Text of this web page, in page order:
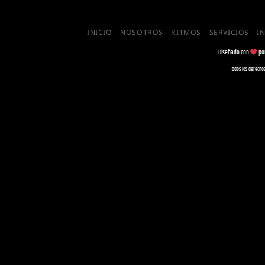
INICIO NOSOTROS RITMOS SERVICIOS
Diseñado con
Todos los